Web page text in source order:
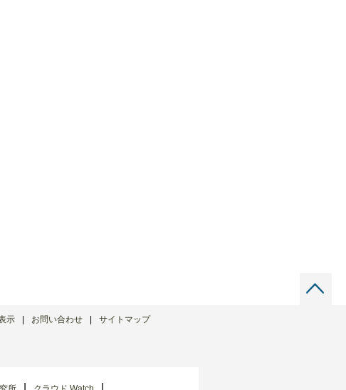
示 お問い合わせ サイトマップ